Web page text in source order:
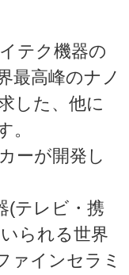
テク機器の
最高峰のナノ
した、他に
。
ーが開発し
(テレビ・携
られる世界
ァインセラミ